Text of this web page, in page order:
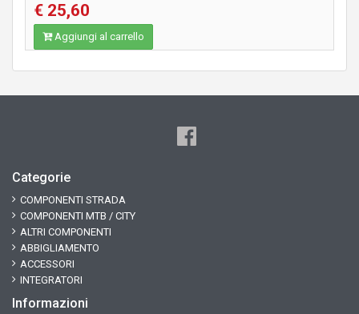
€ 25,60
Aggiungi al carrello
Categorie
COMPONENTI STRADA
COMPONENTI MTB / CITY
ALTRI COMPONENTI
ABBIGLIAMENTO
ACCESSORI
INTEGRATORI
Informazioni